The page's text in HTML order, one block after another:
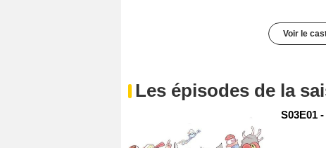
Voir le
Les épisodes de la
S03E01